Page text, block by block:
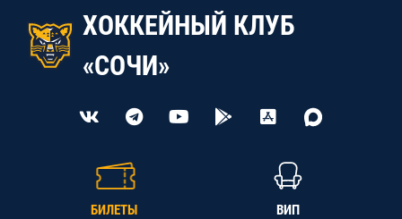
ХОККЕЙНЫЙ КЛУБ
«СОЧИ»
БИЛЕТЫ ВИП